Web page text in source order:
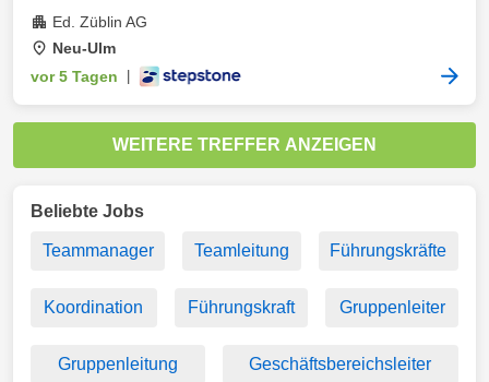
Ed. Züblin AG
Neu-Ulm
vor 5 Tagen
WEITERE TREFFER ANZEIGEN
Beliebte Jobs
Teammanager Teamleitung Führungskräfte
Koordination Führungskraft Gruppenleiter
Gruppenleitung Geschäftsbereichsleiter